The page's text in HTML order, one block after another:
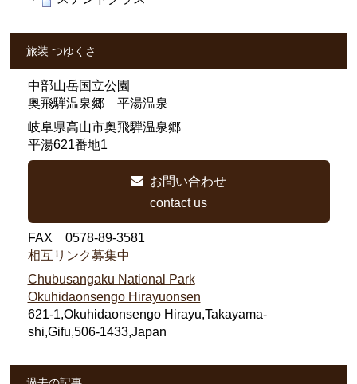
旅装 つゆくさ
中部山岳国立公園
奥飛騨温泉郷 平湯温泉
岐阜県高山市奥飛騨温泉郷
平湯621番地1
お問い合わせ
contact us
FAX 0578-89-3581
相互リンク募集中
Chubusangaku National Park
Okuhidaonsengo Hirayuonsen
621-1,Okuhidaonsengo Hirayu,Takayama-
shi,Gifu,506-1433,Japan